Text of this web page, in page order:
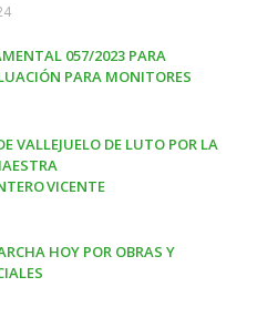
057/2023 PARA
PARA MONITORES
VALLEJUELO DE LUTO POR LA
VICENTE
HOY POR OBRAS Y